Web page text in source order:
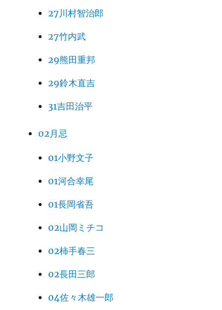
27川村智治郎
27竹内武
29熊田重邦
29鈴木直吉
31吉田治平
02月忌
01小野文子
01河合幸尾
01長岡省吾
02山岡ミチコ
02柿手春三
02長田三郎
04佐々木雄一郎